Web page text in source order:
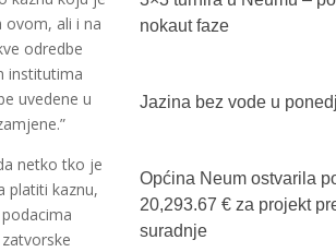
ovom, ali i na
odredbe
institutima
uvedene u
netko tko je
platiti kaznu,
nokaut faze
Jazina bez vode u
Općina Neum ostvarila
20,293.67 € za projekt
suradnje